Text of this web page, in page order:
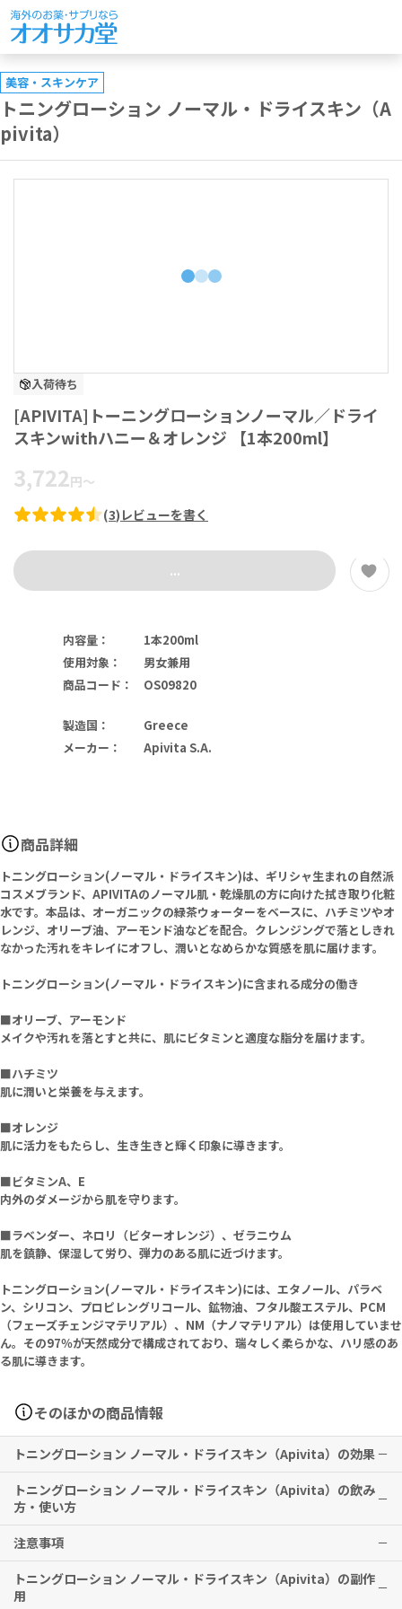
美容・スキンケア
トニングローション ノーマル・ドライスキン（A
pivita）
入荷待ち
[APIVITA]トーニングローションノーマル／ドライ
スキンwithハニー＆オレンジ 【1本200ml】
3,722円～
(3) レビューを書く
...
内容量 ：
1本200ml
使用対象 ：
男女兼用
商品コード ： OS09820
製造国 ：
Greece
メーカー ： Apivita S.A.
商品詳細
トニングローション(ノーマル・ドライスキン)は、ギリシャ生まれの自然派
コスメブランド、APIVITAのノーマル肌・乾燥肌の方に向けた拭き取り化粧
水です。本品は、オーガニックの緑茶ウォーターをベースに、ハチミツやオ
レンジ、オリーブ油、アーモンド油などを配合。クレンジングで落としきれ
なかった汚れをキレイにオフし、潤いとなめらかな質感を肌に届けます。
トニングローション(ノーマル・ドライスキン)に含まれる成分の働き
■オリーブ、アーモンド
メイクや汚れを落とすと共に、肌にビタミンと適度な脂分を届けます。
■ハチミツ
肌に潤いと栄養を与えます。
■オレンジ
肌に活力をもたらし、生き生きと輝く印象に導きます。
■ビタミンA、E
内外のダメージから肌を守ります。
■ラベンダー、ネロリ（ビターオレンジ）、ゼラニウム
肌を鎮静、保湿して労り、弾力のある肌に近づけます。
トニングローション(ノーマル・ドライスキン)には、エタノール、パラベ
ン、シリコン、プロピレングリコール、鉱物油、フタル酸エステル、PCM
（フェーズチェンジマテリアル）、NM（ナノマテリアル）は使用していませ
ん。その97％が天然成分で構成されており、瑞々しく柔らかな、ハリ感のあ
る肌に導きます。
そのほかの商品情報
トニングローション ノーマル・ドライスキン（Apivita）の効果
クレンジングで落としきれなかったメイクをオフし、潤いとなめらか
な質感を肌に届けます。ノーマル肌・乾燥肌向け。
※有用性には個人差がありますことを予めご了承ください。
トニングローション ノーマル・ドライスキン（Apivita）の飲み
方・使い方
クレンジング後、コットンに本品を含ませて顔や首元に塗布してくだ
さい。
注意事項
外用専用です。
目に入らないようご注意ください。
トニングローション ノーマル・ドライスキン（Apivita）の副作
用